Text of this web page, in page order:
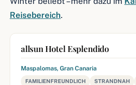
Reisebereich.
allsun Hotel Esplendido
Maspalomas, Gran Canaria
FAMILIENFREUNDLICH STRANDNAH